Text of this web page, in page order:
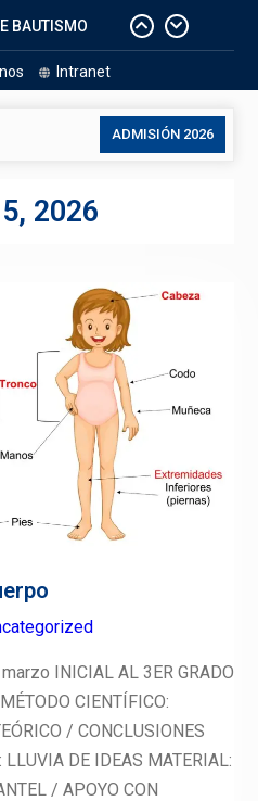
BAUTISMO
CómputoIntranet
ADMISIÓN 2026
2026
INICIAL AL 3ER GRADO
CIENTÍFICO:
/ CONCLUSIONES
LLUVIA DE IDEAS MATERIAL:
/ APOYO CON